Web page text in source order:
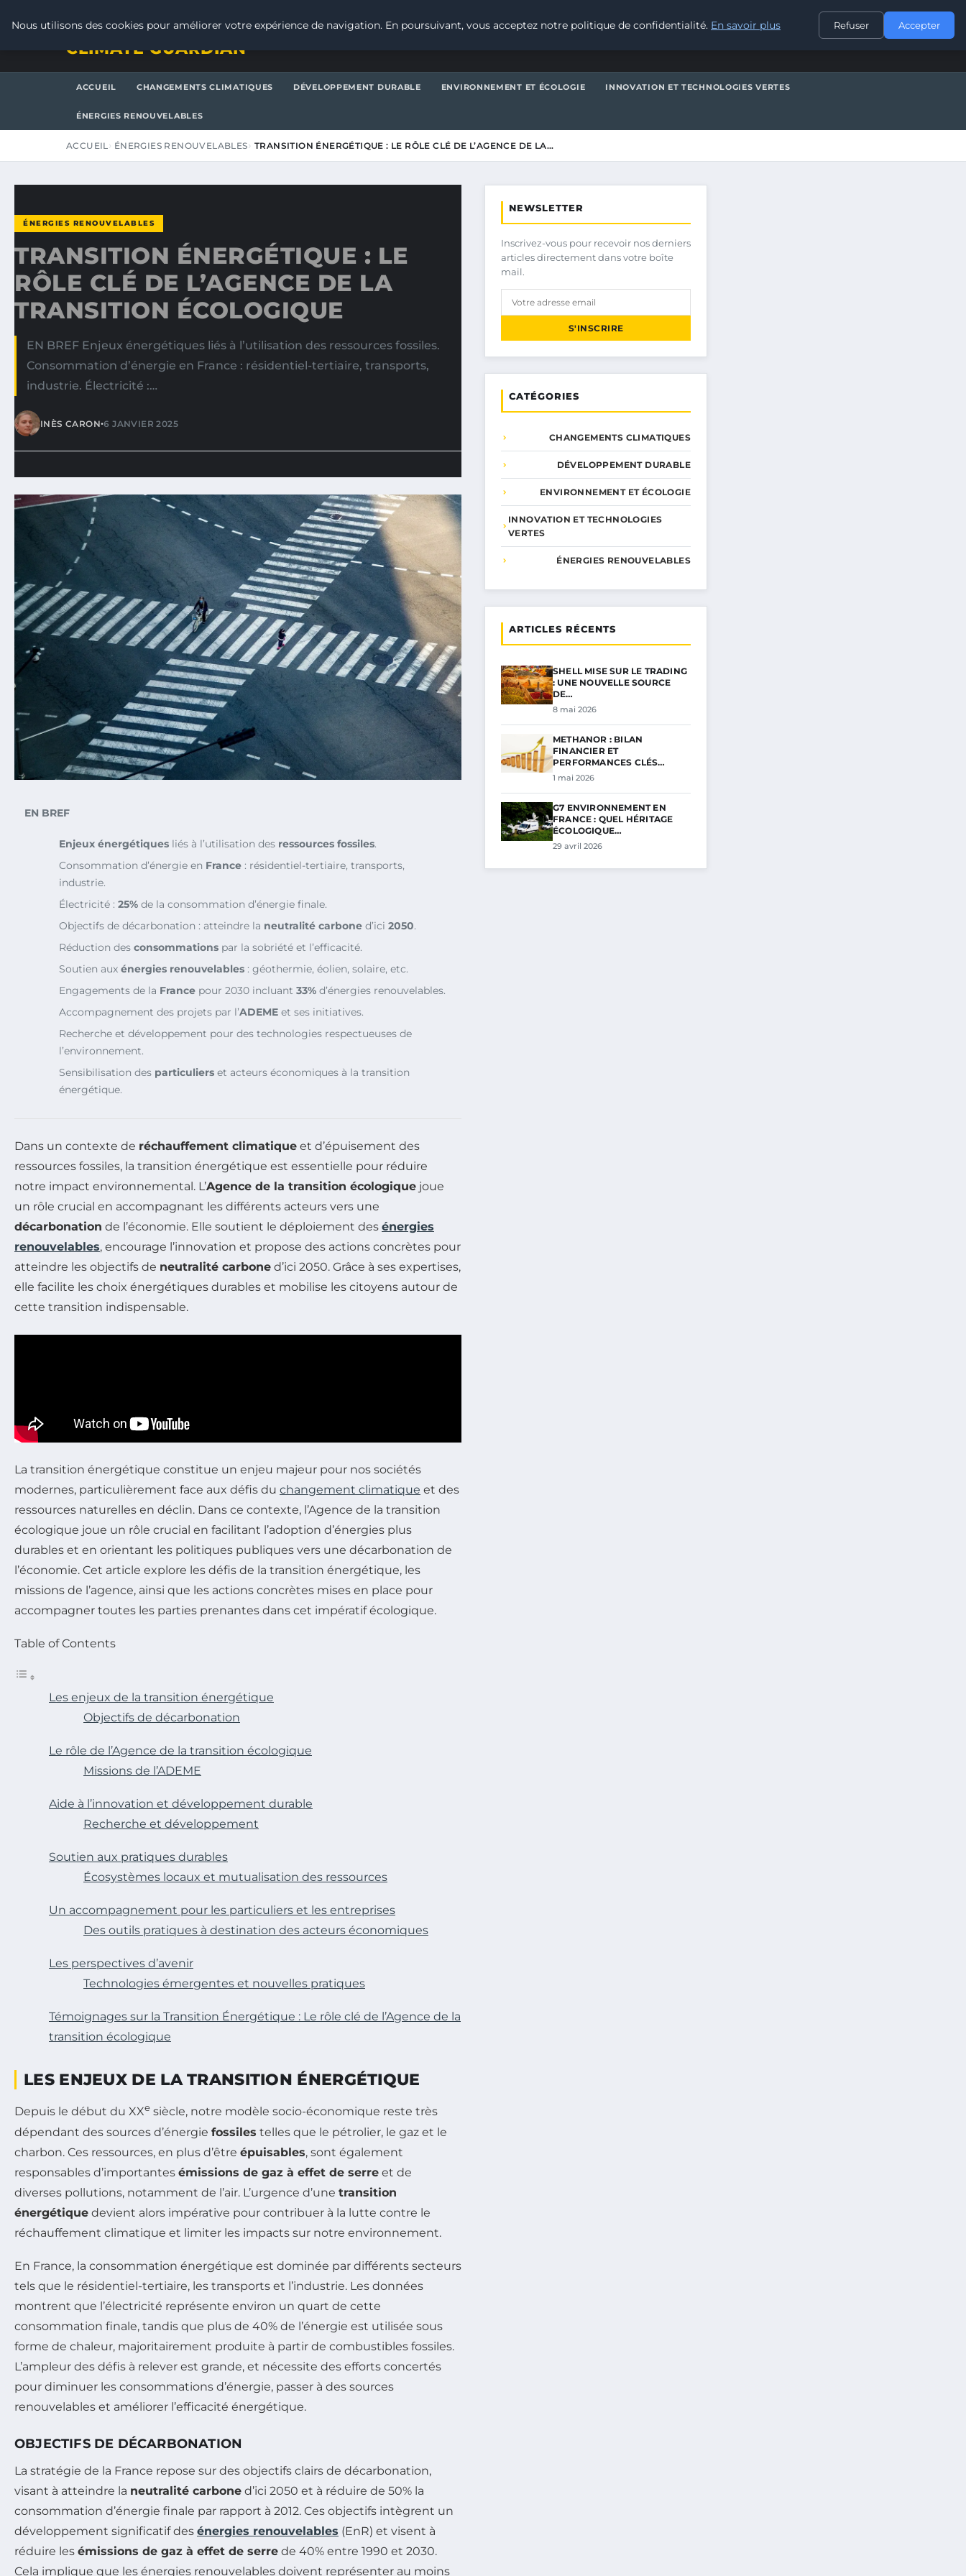
CONTACT
CLIMATE GUARDIAN
ACCUEIL CHANGEMENTS CLIMATIQUES DÉVELOPPEMENT DURABLE ENVIRONNEMENT ET ÉCOLOGIE INNOVATION ET TECHNOLOGIES VERTES
ÉNERGIES RENOUVELABLES
ACCUEIL ÉNERGIES RENOUVELABLES TRANSITION ÉNERGÉTIQUE : LE RÔLE CLÉ DE L’AGENCE DE LA…
ÉNERGIES RENOUVELABLES
TRANSITION ÉNERGÉTIQUE : LE
RÔLE CLÉ DE L’AGENCE DE LA
TRANSITION ÉCOLOGIQUE
EN BREF Enjeux énergétiques liés à l’utilisation des ressources fossiles.
Consommation d’énergie en France : résidentiel-tertiaire, transports,
industrie. Électricité :…
INÈS CARON•6 JANVIER 2025
EN BREF
Enjeux énergétiques liés à l’utilisation des ressources fossiles.
Consommation d’énergie en France : résidentiel-tertiaire, transports,
industrie.
Électricité : 25% de la consommation d’énergie finale.
Objectifs de décarbonation : atteindre la neutralité carbone d’ici 2050.
Réduction des consommations par la sobriété et l’efficacité.
Soutien aux énergies renouvelables : géothermie, éolien, solaire, etc.
Engagements de la France pour 2030 incluant 33% d’énergies renouvelables.
Accompagnement des projets par l’ADEME et ses initiatives.
Recherche et développement pour des technologies respectueuses de
l’environnement.
Sensibilisation des particuliers et acteurs économiques à la transition
énergétique.
Dans un contexte de réchauffement climatique et d’épuisement des
ressources fossiles, la transition énergétique est essentielle pour réduire
notre impact environnemental. L’Agence de la transition écologique joue
un rôle crucial en accompagnant les différents acteurs vers une
décarbonation de l’économie. Elle soutient le déploiement des énergies
renouvelables, encourage l’innovation et propose des actions concrètes pour
atteindre les objectifs de neutralité carbone d’ici 2050. Grâce à ses expertises,
elle facilite les choix énergétiques durables et mobilise les citoyens autour de
cette transition indispensable.
La transition énergétique constitue un enjeu majeur pour nos sociétés
modernes, particulièrement face aux défis du changement climatique et des
ressources naturelles en déclin. Dans ce contexte, l’Agence de la transition
écologique joue un rôle crucial en facilitant l’adoption d’énergies plus
durables et en orientant les politiques publiques vers une décarbonation de
l’économie. Cet article explore les défis de la transition énergétique, les
missions de l’agence, ainsi que les actions concrètes mises en place pour
accompagner toutes les parties prenantes dans cet impératif écologique.
Table of Contents
Les enjeux de la transition énergétique
Objectifs de décarbonation
Le rôle de l’Agence de la transition écologique
Missions de l’ADEME
Aide à l’innovation et développement durable
Recherche et développement
Soutien aux pratiques durables
Écosystèmes locaux et mutualisation des ressources
Un accompagnement pour les particuliers et les entreprises
Des outils pratiques à destination des acteurs économiques
Les perspectives d’avenir
Technologies émergentes et nouvelles pratiques
Témoignages sur la Transition Énergétique : Le rôle clé de l’Agence de la
transition écologique
LES ENJEUX DE LA TRANSITION ÉNERGÉTIQUE
Depuis le début du XXe siècle, notre modèle socio-économique reste très
dépendant des sources d’énergie fossiles telles que le pétrolier, le gaz et le
charbon. Ces ressources, en plus d’être épuisables, sont également
responsables d’importantes émissions de gaz à effet de serre et de
diverses pollutions, notamment de l’air. L’urgence d’une transition
énergétique devient alors impérative pour contribuer à la lutte contre le
réchauffement climatique et limiter les impacts sur notre environnement.
En France, la consommation énergétique est dominée par différents secteurs
tels que le résidentiel-tertiaire, les transports et l’industrie. Les données
montrent que l’électricité représente environ un quart de cette
consommation finale, tandis que plus de 40% de l’énergie est utilisée sous
forme de chaleur, majoritairement produite à partir de combustibles fossiles.
L’ampleur des défis à relever est grande, et nécessite des efforts concertés
pour diminuer les consommations d’énergie, passer à des sources
renouvelables et améliorer l’efficacité énergétique.
OBJECTIFS DE DÉCARBONATION
La stratégie de la France repose sur des objectifs clairs de décarbonation,
visant à atteindre la neutralité carbone d’ici 2050 et à réduire de 50% la
consommation d’énergie finale par rapport à 2012. Ces objectifs intègrent un
développement significatif des énergies renouvelables (EnR) et visent à
réduire les émissions de gaz à effet de serre de 40% entre 1990 et 2030.
Cela implique que les énergies renouvelables doivent représenter au moins
NEWSLETTER
Inscrivez-vous pour recevoir nos derniers
articles directement dans votre boîte
mail.
S'INSCRIRE
CATÉGORIES
CHANGEMENTS CLIMATIQUES
DÉVELOPPEMENT DURABLE
ENVIRONNEMENT ET ÉCOLOGIE
INNOVATION ET TECHNOLOGIES
VERTES
ÉNERGIES RENOUVELABLES
ARTICLES RÉCENTS
SHELL MISE SUR LE TRADING
: UNE NOUVELLE SOURCE
DE…
8 mai 2026
METHANOR : BILAN
FINANCIER ET
PERFORMANCES CLÉS
POUR…
1 mai 2026
G7 ENVIRONNEMENT EN
FRANCE : QUEL HÉRITAGE
ÉCOLOGIQUE…
29 avril 2026
Nous utilisons des cookies pour améliorer votre expérience de navigation. En poursuivant, vous acceptez notre politique de confidentialité. En savoir plus Refuser Accepter